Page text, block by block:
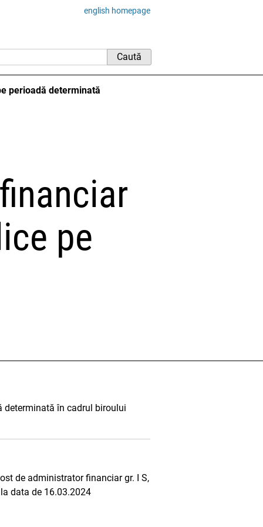
english homepage
perioadă determinată
pe
determinată în cadrul biroului
de administrator financiar gr. I S,
data de 16.03.2024